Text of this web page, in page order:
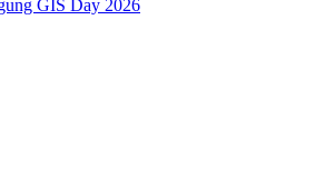
GIS Day 2026